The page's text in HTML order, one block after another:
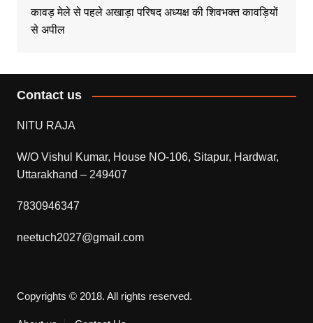
कावड़ मेले से पहले अखाड़ा परिषद अध्यक्ष की शिवभक्त कावड़ियों
से अपील
Contact us
NITU RAJA
W/O Vishul Kumar, House NO-106, Sitapur, Hardwar,
Uttarakhand – 249407
7830946347
neetuch2027@gmail.com
Copyrights © 2018. All rights reserved.